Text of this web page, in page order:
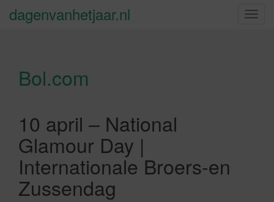
S
dagenvanhetjaar.nl
Bol.com
10 april – National
Glamour Day |
Internationale Broers-en
Zussendag